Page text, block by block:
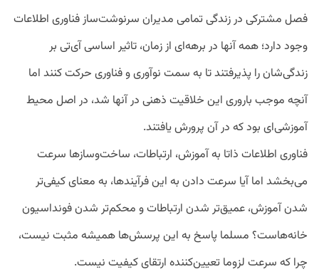
فصل مشترکی در زندگی تمامی مدیران سرنوشت‌ساز فناوری اطلاعات
وجود دارد؛ همه آنها در برهه‌ای از زمان، تاثیر اساسی آی‌تی بر
زندگی‌شان را پذیرفتند تا به سمت نوآوری و فناوری حرکت کنند اما
آنچه موجب باروری این خلاقیت‌ ذهنی در آنها شد، در اصل محیط
آموزشی‌ای‌ بود که در آن پرورش یافتند.
فناوری اطلاعات ذاتا به آموزش، ارتباطات، ساخت‌وسازها سرعت
می‌بخشد اما آیا سرعت دادن به این فرآیندها، به معنای کیفی‌تر
شدن آموزش، عمیق‌تر شدن ارتباطات و محکم‌تر شدن فونداسیون
خانه‌هاست؟ مسلما پاسخ به این پرسش‌ها همیشه مثبت نیست،
چرا که سرعت لزوما تعیین‌کننده ارتقای کیفیت نیست.